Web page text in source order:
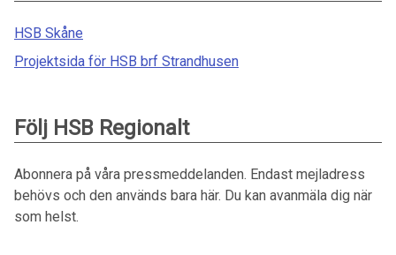
HSB Skåne
Projektsida för HSB brf Strandhusen
Följ HSB Regionalt
Abonnera på våra pressmeddelanden. Endast mejladress
behövs och den används bara här. Du kan avanmäla dig när
som helst.